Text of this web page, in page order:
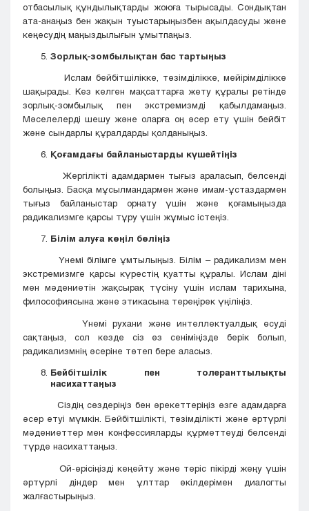
отбасылық құндылықтарды жоюға тырысады. Сондықтан
ата-анаңыз бен жақын туыстарыңызбен ақылдасуды және
кеңесудің маңыздылығын ұмытпаңыз.
Зорлық-зомбылықтан бас тартыңыз
Ислам бейбітшілікке, төзімділікке, мейірімділікке
шақырады. Кез келген мақсаттарға жету құралы ретінде
зорлық-зомбылық пен экстремизмді қабылдамаңыз.
Мәселелерді шешу және оларға оң әсер ету үшін бейбіт
және сындарлы құралдарды қолданыңыз.
Қоғамдағы байланыстарды күшейтіңіз
Жергілікті адамдармен тығыз араласып, белсенді
болыңыз. Басқа мұсылмандармен және имам-ұстаздармен
тығыз байланыстар орнату үшін және қоғамыңызда
радикализмге қарсы тұру үшін жұмыс істеңіз.
Білім алуға көңіл бөліңіз
Үнемі білімге ұмтылыңыз. Білім – радикализм мен
экстремизмге қарсы күрестің қуатты құралы. Ислам діні
мен мәдениетін жақсырақ түсіну үшін ислам тарихына,
философиясына және этикасына тереңірек үңіліңіз.
Үнемі рухани және интеллектуалдық өсуді
сақтаңыз, сол кезде сіз өз сеніміңізде берік болып,
радикализмнің әсеріне төтеп бере аласыз.
Бейбітшілік пен толеранттылықты
насихаттаңыз
Сіздің сөздеріңіз бен әрекеттеріңіз өзге адамдарға
әсер етуі мүмкін. Бейбітшілікті, төзімділікті және әртүрлі
мәдениеттер мен конфессияларды құрметтеуді белсенді
түрде насихаттаңыз.
Ой-өрісіңізді кеңейту және теріс пікірді жеңу үшін
әртүрлі діндер мен ұлттар өкілдерімен диалогты
жалғастырыңыз.